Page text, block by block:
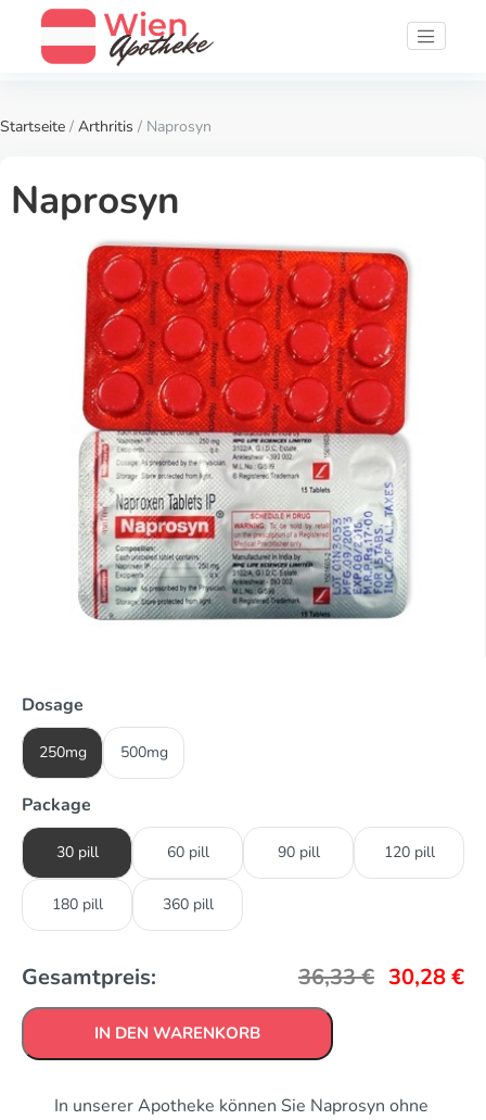
Startseite / Arthritis / Naprosyn
Naprosyn
Dosage
250mg 500mg
Package
30 pill 60 pill 90 pill 120 pill
180 pill 360 pill
Gesamtpreis: 36,33€ 30,28€
IN DEN WARENKORB
In unserer Apotheke können Sie Naprosyn ohne